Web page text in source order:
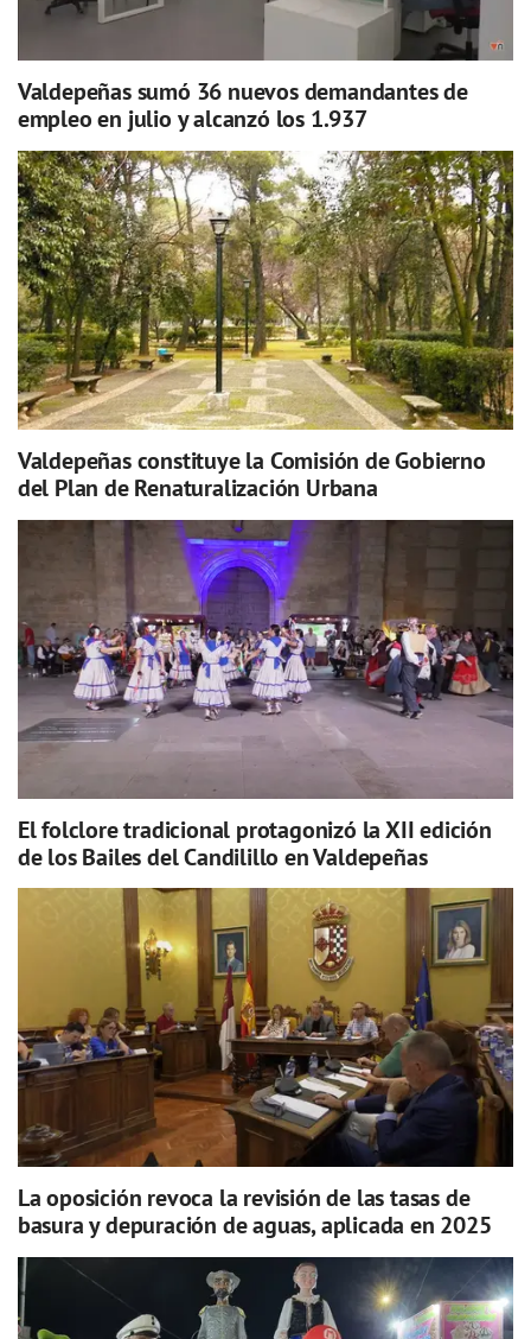
Valdepeñas sumó 36 nuevos demandantes de
empleo en julio y alcanzó los 1.937
Valdepeñas constituye la Comisión de Gobierno
del Plan de Renaturalización Urbana
El folclore tradicional protagonizó la XII edición
de los Bailes del Candilillo en Valdepeñas
La oposición revoca la revisión de las tasas de
basura y depuración de aguas, aplicada en 2025